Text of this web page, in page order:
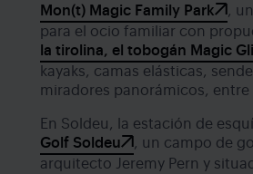
Mon(t) Magic Family Park
,
para el ocio familiar con
la tirolina, el tobogán Magic
kayaks, camas elásticas,
miradores panorámicos, entre
En Soldeu, la estación de
Golf Soldeu
, un campo de
arquitecto Jeremy Pern y